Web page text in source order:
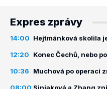
Expres zprávy
14:00 Hejtmánková skolila
12:20 Konec Čechů, nebo
10:36 Muchová po operaci